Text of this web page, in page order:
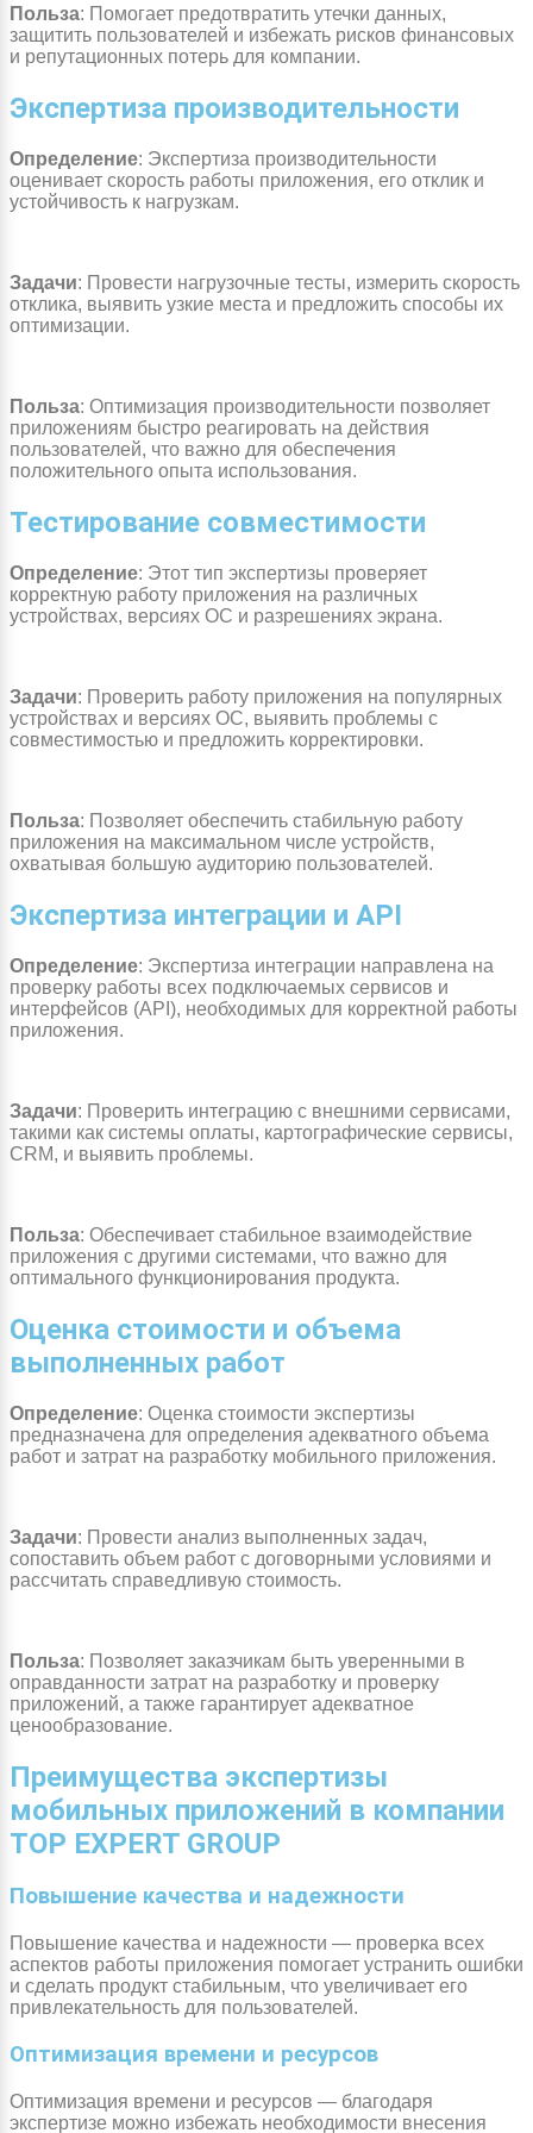
Польза: Помогает предотвратить утечки данных,
защитить пользователей и избежать рисков финансовых
и репутационных потерь для компании.
Экспертиза производительности
Определение: Экспертиза производительности
оценивает скорость работы приложения, его отклик и
устойчивость к нагрузкам.
Задачи: Провести нагрузочные тесты, измерить скорость
отклика, выявить узкие места и предложить способы их
оптимизации.
Польза: Оптимизация производительности позволяет
приложениям быстро реагировать на действия
пользователей, что важно для обеспечения
положительного опыта использования.
Тестирование совместимости
Определение: Этот тип экспертизы проверяет
корректную работу приложения на различных
устройствах, версиях ОС и разрешениях экрана.
Задачи: Проверить работу приложения на популярных
устройствах и версиях ОС, выявить проблемы с
совместимостью и предложить корректировки.
Польза: Позволяет обеспечить стабильную работу
приложения на максимальном числе устройств,
охватывая большую аудиторию пользователей.
Экспертиза интеграции и API
Определение: Экспертиза интеграции направлена на
проверку работы всех подключаемых сервисов и
интерфейсов (API), необходимых для корректной работы
приложения.
Задачи: Проверить интеграцию с внешними сервисами,
такими как системы оплаты, картографические сервисы,
CRM, и выявить проблемы.
Польза: Обеспечивает стабильное взаимодействие
приложения с другими системами, что важно для
оптимального функционирования продукта.
Оценка стоимости и объема
выполненных работ
Определение: Оценка стоимости экспертизы
предназначена для определения адекватного объема
работ и затрат на разработку мобильного приложения.
Задачи: Провести анализ выполненных задач,
сопоставить объем работ с договорными условиями и
рассчитать справедливую стоимость.
Польза: Позволяет заказчикам быть уверенными в
оправданности затрат на разработку и проверку
приложений, а также гарантирует адекватное
ценообразование.
Преимущества экспертизы
мобильных приложений в компании
TOP EXPERT GROUP
Повышение качества и надежности
Повышение качества и надежности — проверка всех
аспектов работы приложения помогает устранить ошибки
и сделать продукт стабильным, что увеличивает его
привлекательность для пользователей.
Оптимизация времени и ресурсов
Оптимизация времени и ресурсов — благодаря
экспертизе можно избежать необходимости внесения